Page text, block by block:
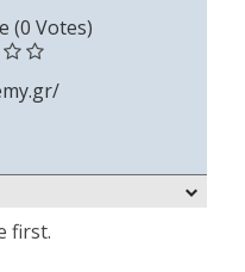
(0 Votes)
first.